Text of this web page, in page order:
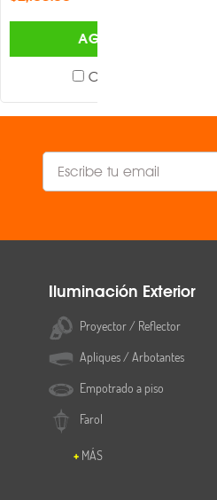
Iluminación Exterior
Proyector / Reflector
Apliques / Arbotantes
Empotrado a piso
Farol
MÁS